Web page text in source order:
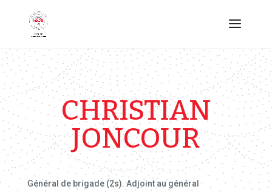
CHRISTIAN
JONCOUR
Général de brigade (2s). Adjoint au général